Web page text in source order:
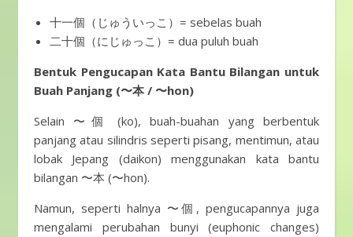
十一個（じゅういっこ）= sebelas buah
二十個（にじゅっこ）= dua puluh buah
Bentuk Pengucapan Kata Bantu Bilangan untuk
Buah Panjang (〜本 / 〜hon)
Selain 〜個 (ko), buah-buahan yang berbentuk
panjang atau silindris seperti pisang, mentimun, atau
lobak Jepang (daikon) menggunakan kata bantu
bilangan 〜本 (〜hon).
Namun, seperti halnya 〜個, pengucapannya juga
mengalami perubahan bunyi (euphonic changes)